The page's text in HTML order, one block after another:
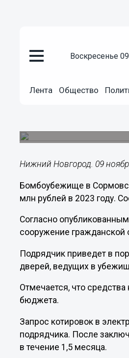
воскресенье
Лента Общество
Ремонт
Нижний Новгород. 09
Бомбоубежище в
млн рублей в 2023 году.
Согласно
сооружение
Подрядчик приведет в
дверей, ведущих в
Отмечается, что
бюджета.
Запрос котировок в
подрядчика. После
в течение 1,5 месяца.